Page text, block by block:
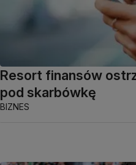
Resort finansów
pod skarbówkę
BIZNES